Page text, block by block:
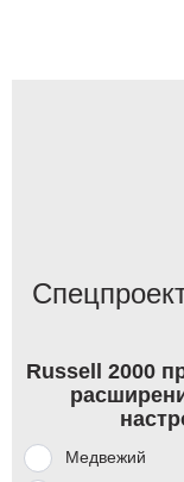
Russell 2000
Медвежий